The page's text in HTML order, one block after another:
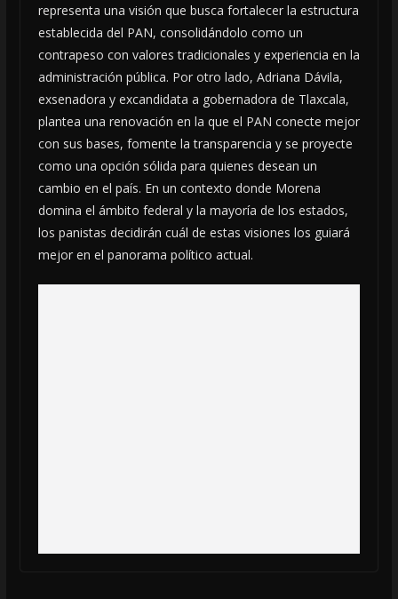
representa una visión que busca fortalecer la estructura
establecida del PAN, consolidándolo como un
contrapeso con valores tradicionales y experiencia en la
administración pública. Por otro lado, Adriana Dávila,
exsenadora y excandidata a gobernadora de Tlaxcala,
plantea una renovación en la que el PAN conecte mejor
con sus bases, fomente la transparencia y se proyecte
como una opción sólida para quienes desean un
cambio en el país. En un contexto donde Morena
domina el ámbito federal y la mayoría de los estados,
los panistas decidirán cuál de estas visiones los guiará
mejor en el panorama político actual.